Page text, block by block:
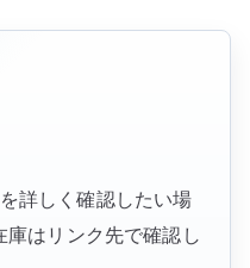
詳しく確認したい場
はリンク先で確認し